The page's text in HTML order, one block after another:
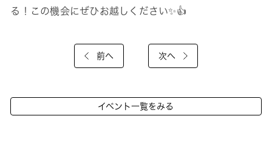
る！この機会にぜひお越しください✨👍
前へ 次へ
イベント一覧をみる